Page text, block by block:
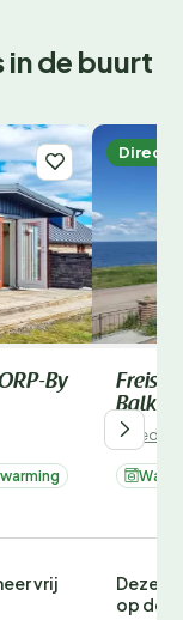
de buurt
By
vrij
Direct
Balkon
Zweden
Deze
op de